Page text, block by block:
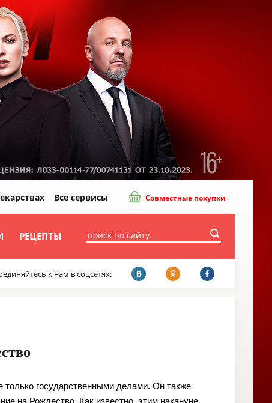
РЕЦЕПТЫ
Все сервисы Совместные покупки
к нам в соцсетях:
государственными делами. Он также
на Рождество. Как известно, этим накануне